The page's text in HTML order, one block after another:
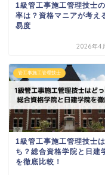
1級管工事施工管理技士
率は？資格マニアが考え
易度
2026年4
管工事施工管理技士
1級管工事施工管理技士
ち？総合資格学院と日建
を徹底比較！